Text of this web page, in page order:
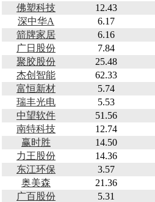
佛塑科技
12.43
深中华A
6.17
箭牌家居
6.16
广日股份
7.84
聚胶股份
25.48
杰创智能
62.33
富恒新材
5.74
瑞丰光电
5.53
中望软件
51.56
南特科技
12.74
赢时胜
14.50
力王股份
14.36
东江环保
3.57
奥美森
21.36
广百股份
5.31